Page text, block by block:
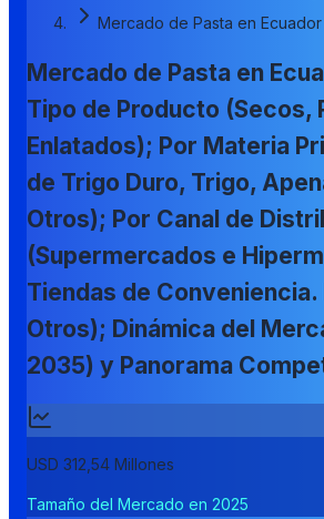
Mercado de Pasta en Ecuador
Mercado de Pasta en
Tipo de Producto (Secos,
Enlatados); Por Materia
de Trigo Duro, Trigo,
Otros); Por Canal de
(Supermercados e
Tiendas de Conveniencia.
Otros); Dinámica del
2035) y Panorama
USD 312,54 Millones
Tamaño del Mercado en 2025